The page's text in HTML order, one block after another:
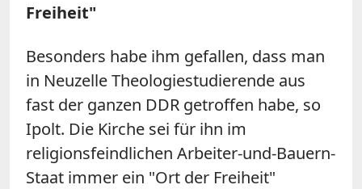
Freiheit"
Besonders habe ihm gefallen, dass man
in Neuzelle Theologiestudierende aus
fast der ganzen DDR getroffen habe, so
Ipolt. Die Kirche sei für ihn im
religionsfeindlichen Arbeiter-und-Bauern-
Staat immer ein "Ort der Freiheit"